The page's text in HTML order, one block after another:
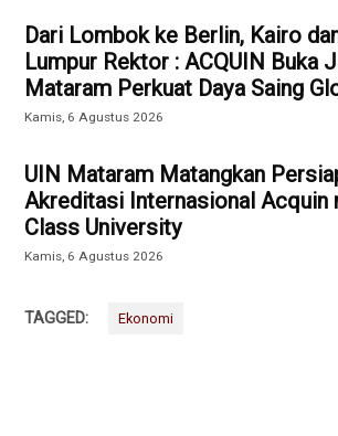
Dari Lombok ke Berlin, Kairo
Lumpur Rektor : ACQUIN Buka
Mataram Perkuat Daya Saing
Kamis, 6 Agustus 2026
UIN Mataram Matangkan
Akreditasi Internasional Acquin
Class University
Kamis, 6 Agustus 2026
TAGGED: Ekonomi